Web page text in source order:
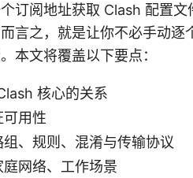
阅地址获取 Clash 配置文
言之，就是让你不必手动逐
本文将覆盖以下要点：
核心的关系
用性
、规则、混淆与传输协议
网络、工作场景